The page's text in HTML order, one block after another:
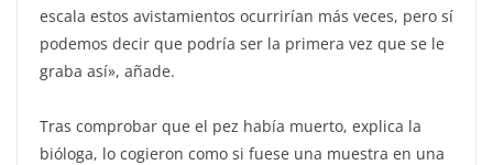
escala estos avistamientos ocurrirían más veces, pero sí
podemos decir que podría ser la primera vez que se le
graba así», añade.
Tras comprobar que el pez había muerto, explica la
bióloga, lo cogieron como si fuese una muestra en una